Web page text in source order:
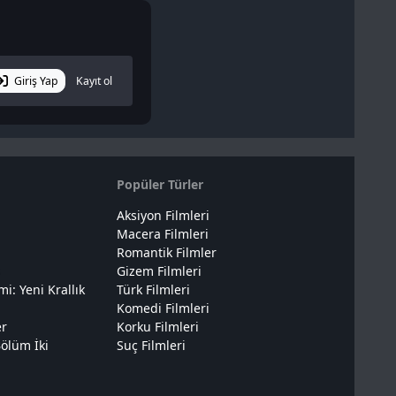
Giriş Yap Kayıt ol
Yeni Krallık
İki
Popüler Türler
Aksiyon Filmleri
Macera Filmleri
Romantik Filmler
Gizem Filmleri
Türk Filmleri
Komedi Filmleri
Korku Filmleri
Suç Filmleri